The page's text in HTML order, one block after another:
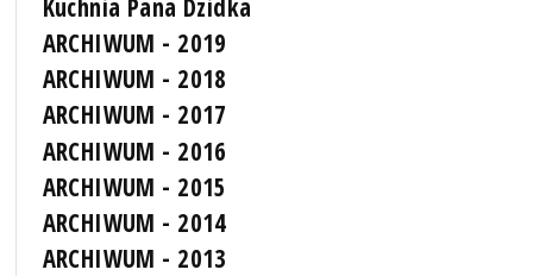
Kuchnia Pana Dzidka
ARCHIWUM - 2019
ARCHIWUM - 2018
ARCHIWUM - 2017
ARCHIWUM - 2016
ARCHIWUM - 2015
ARCHIWUM - 2014
ARCHIWUM - 2013